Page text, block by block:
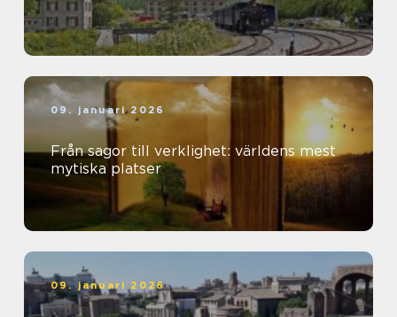
09. januari 2026
Från sagor till verklighet: världens mest
mytiska platser
09. januari 2026